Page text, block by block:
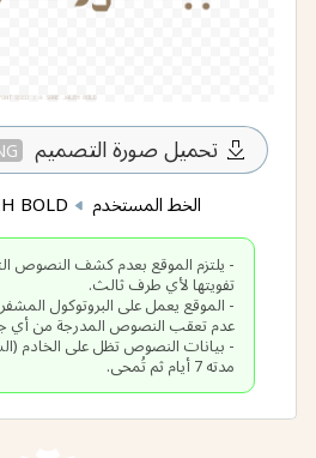
تحميل صورة التصميم
الخط المستخدم BOLD
- يلتزم الموقع بعدم كشف النصوص
- بيانات النصوص تظل على الخادم
مدته 7 أيام ثم تُمحى.